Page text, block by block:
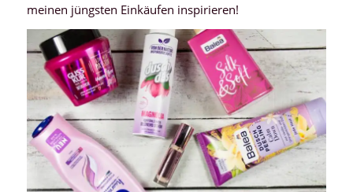
meinen jüngsten Einkäufen inspirieren!